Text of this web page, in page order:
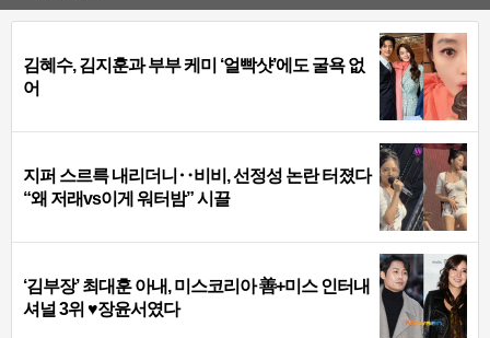
김혜수, 김지훈과 부부 케미 ‘얼빡샷’에도 굴욕 없
어
지퍼 스르륵 내리더니‥비비, 선정성 논란 터졌다
“왜 저래vs이게 워터밤” 시끌
‘김부장’ 최대훈 아내, 미스코리아 善+미스 인터내
셔널 3위 ♥장윤서였다